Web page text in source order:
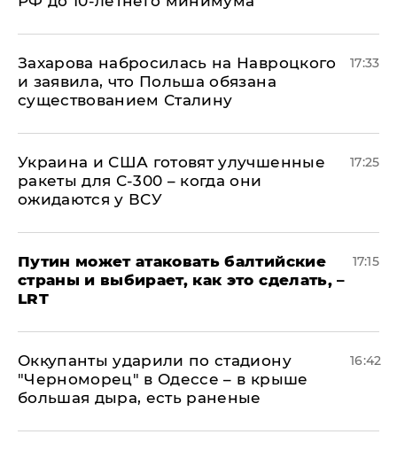
​Захарова набросилась на Навроцкого
и заявила, что Польша обязана
существованием Сталину
17:33
Украина и США готовят улучшенные
ракеты для С-300 – когда они
ожидаются у ВСУ
17:25
Путин может атаковать балтийские
страны и выбирает, как это сделать, –
LRT
17:15
Оккупанты ударили по стадиону
"Черноморец" в Одессе – в крыше
большая дыра, есть раненые
16:42